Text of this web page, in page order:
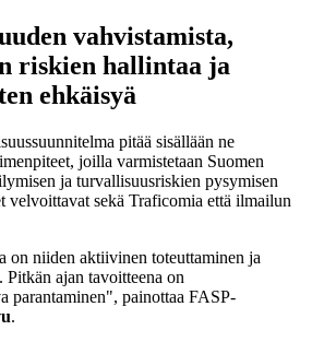
vahvistamista,
riskien hallintaa ja
ehkäisyä
pitää sisällään ne
joilla varmistetaan Suomen
ja turvallisuusriskien pysymisen
velvoittavat sekä Traficomia että ilmailun
on niiden aktiivinen toteuttaminen ja
Pitkän ajan tavoitteena on
parantaminen", painottaa FASP-
.